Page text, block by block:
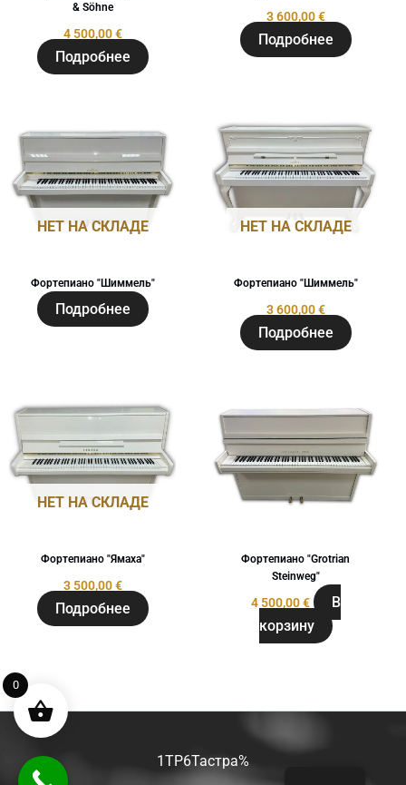
& Söhne
4 500,00€
Подробнее
3 600,00€
Подробнее
НЕТ НА СКЛАДЕ
Фортепиано "Шиммель"
Подробнее
НЕТ НА СКЛАДЕ
Фортепиано "Шиммель"
3 600,00€
Подробнее
НЕТ НА СКЛАДЕ
Фортепиано "Ямаха"
3 500,00€
Подробнее
Фортепиано "Grotrian
Steinweg"
4 500,00€
В
корзину
1TP6Тастра%
0